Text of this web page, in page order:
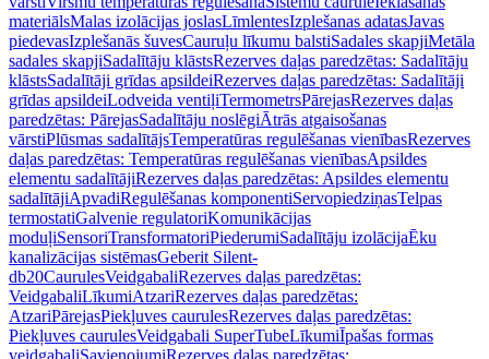
materiālsMalas izolācijas joslasLīmlentesIzplešanas adatasJavas
piedevasIzplešanās šuvesCauruļu līkumu balstiSadales skapjiMetāla
sadales skapjiSadalītāju klāstsRezerves daļas paredzētas: Sadalītāju
klāstsSadalītāji grīdas apsildeiRezerves daļas paredzētas: Sadalītāji
grīdas apsildeiLodveida ventiļiTermometrsPārejasRezerves daļas
paredzētas: PārejasSadalītāju noslēgiĀtrās atgaisošanas
vārstiPlūsmas sadalītājsTemperatūras regulēšanas vienībasRezerves
daļas paredzētas: Temperatūras regulēšanas vienībasApsildes
elementu sadalītājiRezerves daļas paredzētas: Apsildes elementu
sadalītājiApvadiRegulēšanas komponentiServopiedziņasTelpas
termostatiGalvenie regulatoriKomunikācijas
moduļiSensoriTransformatoriPiederumiSadalītāju izolācijaĒku
kanalizācijas sistēmasGeberit Silent-
db20CaurulesVeidgabaliRezerves daļas paredzētas:
VeidgabaliLīkumiAtzariRezerves daļas paredzētas:
AtzariPārejasPiekļuves caurulesRezerves daļas paredzētas:
Piekļuves caurulesVeidgabali SuperTubeLīkumiĪpašas formas
veidgabaliSavienojumiRezerves daļas paredzētas: